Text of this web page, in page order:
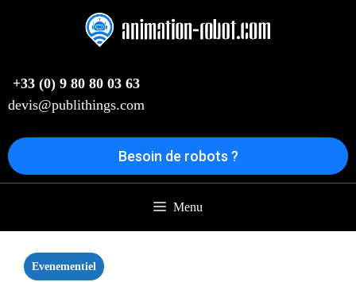
+33 (0) 9 80 80 03 63
devis@publithings.com
Besoin de robots ?
Menu
Evenementiel